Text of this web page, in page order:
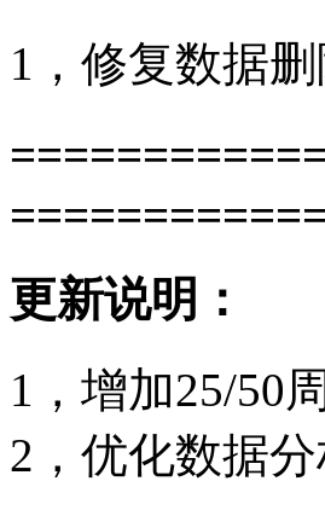
1，修复数据删
更新说明：
1，增加25/50
2，优化数据